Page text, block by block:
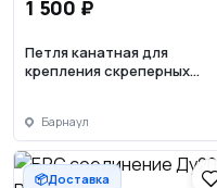
1 500 ₽
Петля канатная для
крепления скреперных
Барнаул
📦Доставка